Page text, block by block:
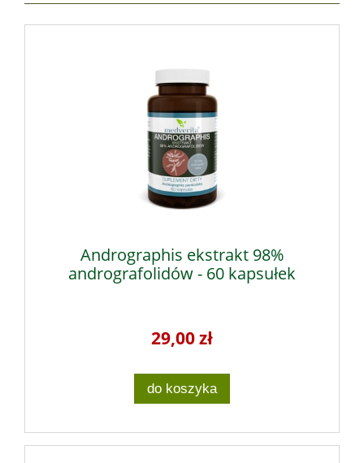
Andrographis ekstrakt 98%
andrografolidów - 60 kapsułek
29,00 zł
do koszyka